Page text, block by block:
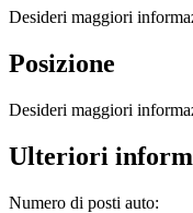
Desideri maggiori
Posizione
Desideri maggiori
Ulteriori
Numero di posti auto: